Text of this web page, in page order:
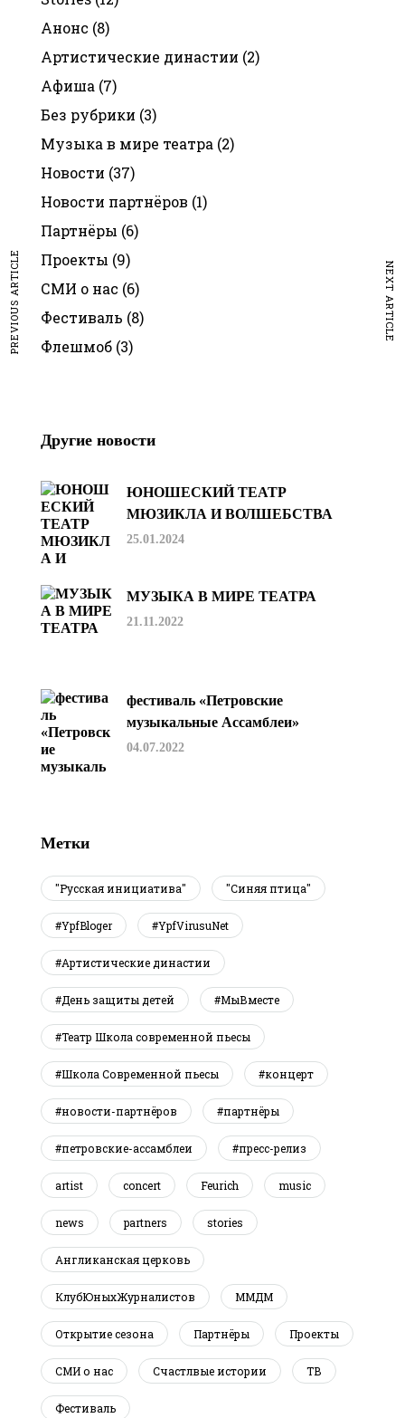
PREVIOUS ARTICLE NEXT ARTICLE
Анонс (8)
Артистические династии (2)
Афиша (7)
Без рубрики (3)
Музыка в мире театра (2)
Новости (37)
Новости партнёров (1)
Партнёры (6)
Проекты (9)
СМИ о нас (6)
Фестиваль (8)
Флешмоб (3)
Другие новости
ЮНОШЕСКИЙ ТЕАТР
МЮЗИКЛА И ВОЛШЕБСТВА
25.01.2024
МУЗЫКА В МИРЕ ТЕАТРА
21.11.2022
фестиваль «Петровские
музыкальные Ассамблеи»
04.07.2022
Метки
"Русская инициатива" "Синяя птица"
#YpfBloger #YpfVirusuNet
#Артистические династии
#День защиты детей #МыВместе
#Театр Школа современной пьесы
#Школа Современной пьесы #концерт
#новости-партнёров #партнёры
#петровские-ассамблеи #пресс-релиз
artist concert Feurich music
news partners stories
Англиканская церковь
КлубЮныхЖурналистов ММДМ
Открытие сезона Партнёры Проекты
СМИ о нас Счастлвые истории ТВ
Фестиваль